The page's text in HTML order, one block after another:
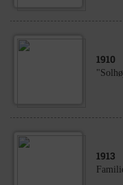
1910
1913